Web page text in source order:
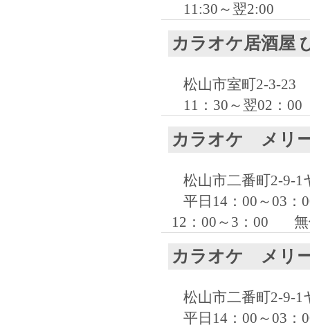
11:30～翌2:00
カラオケ居酒屋
松山市室町2-3-23
11：30～翌02：
カラオケ メリ
松山市二番町2-9-
平日14：00～03
12：00～3：00
カラオケ メリ
松山市二番町2-9-
平日14：00～03